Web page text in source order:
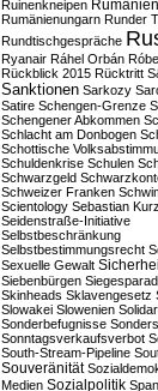
Ruinenkneipen Rumänien
Rumänienungarn Runder
Rundtischgespräche
Ryanair Ráhel Orbán
Rückblick 2015 Rücktritt
Sanktionen Sarkozy
Satire Schengen-Grenze
Schengener Abkommen
Schlacht am Donbogen
Schottische
Schuldenkrise Schulen
Schwarzgeld
Schweizer Franken
Scientology Sebastian Kurz
Seidenstraße-Initiative
Selbstbeschränkung
Selbstbestimmungsrecht
Sexuelle Gewalt
Siebenbürgen
Skinheads Sklavengesetz
Slowakei Slowenien
Sonderbefugnisse
Sonntagsverkaufsverbot
South-Stream-Pipeline
Souveränität
Medien Sozialpolitik